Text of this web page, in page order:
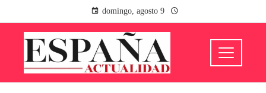
domingo, agosto 9